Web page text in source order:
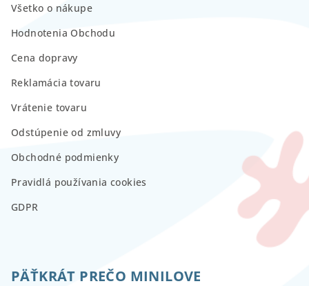
Všetko o nákupe
Hodnotenia Obchodu
Cena dopravy
Reklamácia tovaru
Vrátenie tovaru
Odstúpenie od zmluvy
Obchodné podmienky
Pravidlá používania cookies
GDPR
PÄŤKRÁT PREČO MINILOVE